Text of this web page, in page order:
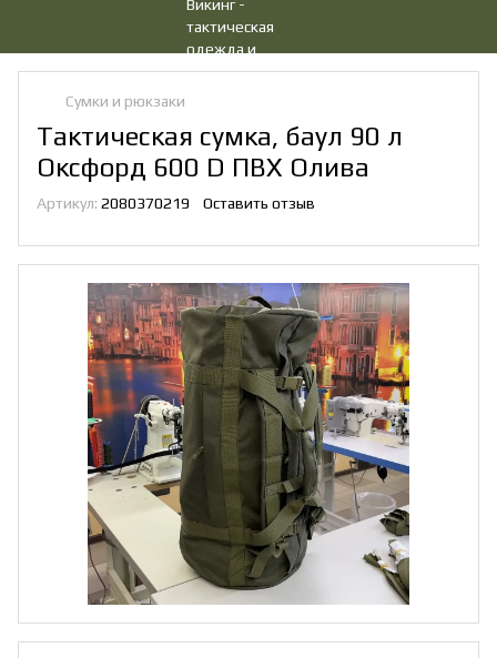
Сумки и рюкзаки
Тактическая сумка, баул 90 л
Оксфорд 600 D ПВХ Олива
Артикул: 2080370219 Оставить отзыв